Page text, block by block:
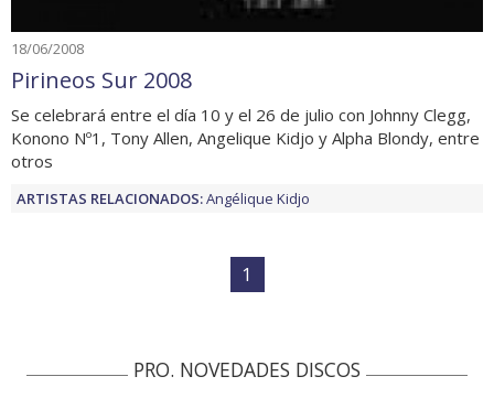
18/06/2008
Pirineos Sur 2008
Se celebrará entre el día 10 y el 26 de julio con Johnny Clegg,
Konono Nº1, Tony Allen, Angelique Kidjo y Alpha Blondy, entre
otros
ARTISTAS RELACIONADOS:Angélique Kidjo
1
PRO. NOVEDADES DISCOS